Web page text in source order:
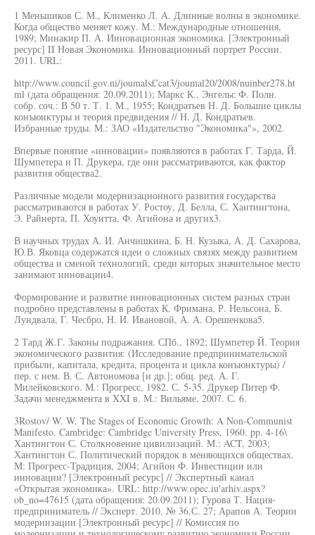
1 Меньшиков С. М., Клименко Л. А. Длинные волны в экономике.
Когда общество меняет кожу. М.: Международные отношения,
1989; Минакир П. А. Инновационная экономика. [Электронный
ресурс] II Новая Экономика. Инновационный портрет России.
2011. URL:
http://www.council.gov.ni/joumals£'cat3/joumal20/2008/nuinber278.ht
ml (дата обращения: 20.09.2011); Маркс К., Энгельс Ф. Полн.
собр. соч.: В 50 т. Т. 1. М., 1955; Кондратьев Н. Д. Большие циклы
конъюнктуры и теория предвидения // Н. Д. Кондратьев.
Избранные труды. М.: ЗАО «Издательство "Экономика"», 2002.
Впервые понятие «инновации» появляются в работах Г. Тарда, Й.
Шумпетера и П. Друкера, где они рассматриваются, как фактор
развития общества2.
Различные модели модернизационного развития государства
рассматриваются в работах У. Ростоу, Д. Белла, С. Хантингтона,
Э. Райнерта, П. Хоуитта, Ф. Агийона и других3.
В научных трудах А. И. Анчишкина, Б. Н. Кузыка, А. Д. Сахарова,
Ю.В. Яковца содержатся идеи о сложных связях между развитием
общества и сменой технологий, среди которых значительное место
занимают инновации4.
Формирование и развитие инновационных систем разных стран
подробно представлены в работах К. Фримана, Р. Нельсона, Б.
Лундвала, Г. Чесбро, Н. И. Ивановой, А. А. Орешенкова5.
2 Тард Ж.Г. Законы подражания. СПб., 1892; Шумпетер Й. Теория
экономического развития: (Исследование предпринимательской
прибыли, капитала, кредита, процента и цикла конъюнктуры) /
пер. с нем. В. С. Автономова [и др.]; общ. ред. А. Г.
Милейковского. М.: Прогресс, 1982. С. 5-35. Друкер Питер Ф.
Задачи менеджмента в XXI в. М.: Вильяме, 2007. С. 6.
3Rostov/ W. W. The Stages of Economic Growth: A Non-Communist
Manifesto. Cambridge: Cambridge University Press, 1960. pp. 4-16\
Хантингтон С. Столкновение цивилизаций. М.: ACT, 2003;
Хантингтон С. Политический порядок в меняющихся обществах.
М: Прогресс-Традиция, 2004; Агийон Ф. Инвестиции или
инновации? [Электронный ресурс] // Экспертный канал
«Открытая экономика». URL: http://www.opec.iu'arhiv.aspx?
ob_no=47615 (дата обращения: 20.09.2011); Гурова Т. Нация-
предприниматель // Эксперт. 2010. № 36.С. 27; Арапов А. Теории
модернизации [Электронный ресурс] // Комиссия по